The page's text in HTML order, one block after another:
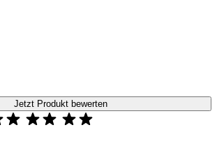
Jetzt Produkt bewerten